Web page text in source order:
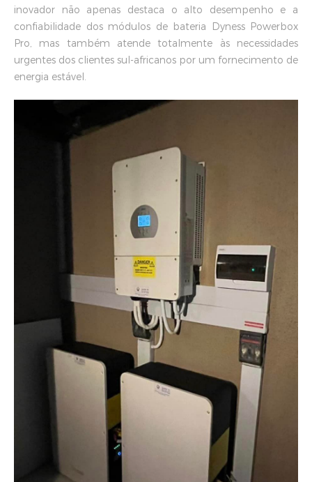
inovador não apenas destaca o alto desempenho e a
confiabilidade dos módulos de bateria Dyness Powerbox
Pro, mas também atende totalmente às necessidades
urgentes dos clientes sul-africanos por um fornecimento de
energia estável.